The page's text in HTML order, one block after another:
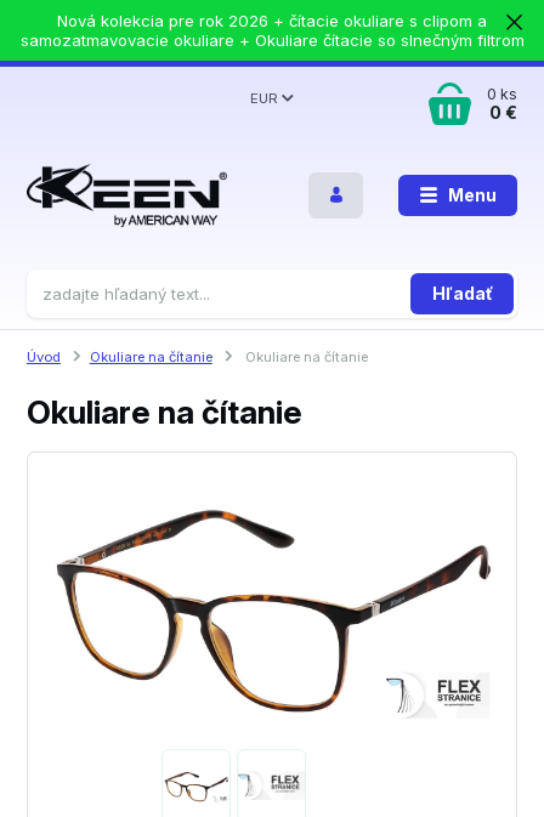
Nová kolekcia pre rok 2026 + čítacie okuliare s clipom a
samozatmavovacie okuliare + Okuliare čítacie so slnečným filtrom
Menu
EUR
Hľadať
0ks
0 €
Úvod Okuliare na čítanie Okuliare na čítanie
Okuliare na čítanie